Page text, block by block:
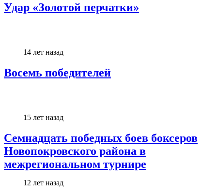
Удар «Золотой перчатки»
14 лет назад
Восемь победителей
15 лет назад
Семнадцать победных боев боксеров
Новопокровского района в
межрегиональном турнире
12 лет назад